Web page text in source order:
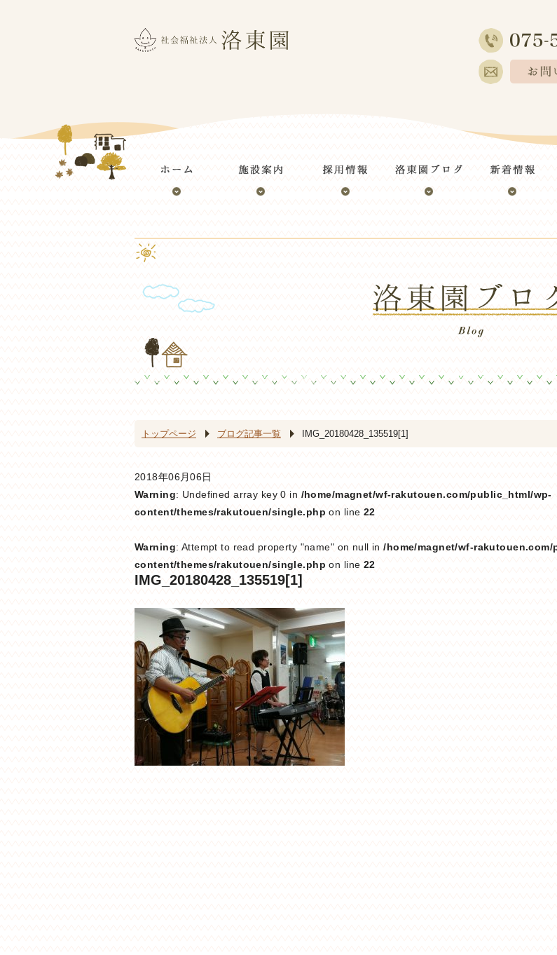
トップページ ブログ記事一覧 IMG_20180428_135519[1]
2018年06月06日
Warning: Undefined array key 0 in /home/magnet/wf-rakutouen.com/public_html/wp-
content/themes/rakutouen/single.php on line 22
Warning: Attempt to read property "name" on null in/home/magnet/wf-
content/themes/rakutouen/single.php on line 22
IMG_20180428_135519[1]